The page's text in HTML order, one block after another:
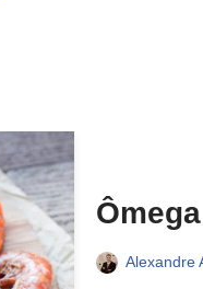
Alexandre